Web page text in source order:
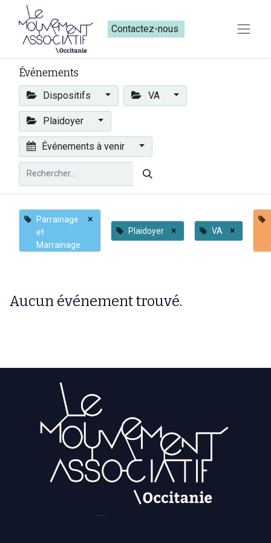
Contactez-nous​​
Événements
Dispositifs VA
Plaidoyer
Événements à venir
Parrainage
et
Marrainage
×
Plaidoyer × VA ×
Aucun événement trouvé.